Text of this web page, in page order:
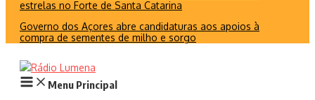
estrelas no Forte de Santa Catarina
Governo dos Açores abre candidaturas aos apoios à
compra de sementes de milho e sorgo
Menu Principal